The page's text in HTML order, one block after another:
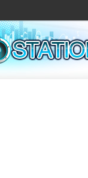
ข่าวสั้น
หนังใหม่
หมากรุกไทย